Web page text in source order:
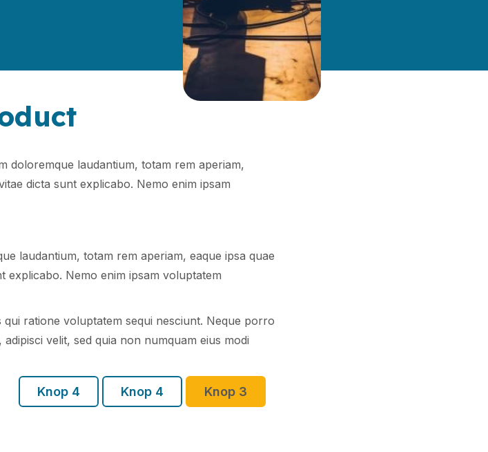
doloremque laudantium, totam rem aperiam,
dicta sunt explicabo. Nemo enim ipsam
laudantium, totam rem aperiam, eaque ipsa quae
explicabo. Nemo enim ipsam voluptatem
ratione voluptatem sequi nesciunt. Neque porro
velit, sed quia non numquam eius modi
Knop 4 Knop 4 Knop 3